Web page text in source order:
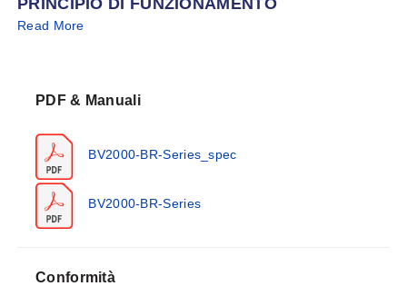
Il flusso del liquido fa ruotare una turbina a palette
liquido misurato. Quando le palette passano sotto una
segnale di frequenza.
Ogni impulso corrisponde a un volume discreto di
liquido. La frequenza degli impulsi è direttamente
Read More
PDF & Manuali
BV2000-BR-Series_spec
BV2000-BR-Series
Conformità